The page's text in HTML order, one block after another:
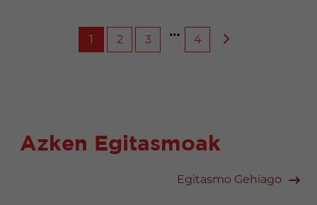
1 2 3 4
Azken Egitasmoak
Egitasmo Gehiago